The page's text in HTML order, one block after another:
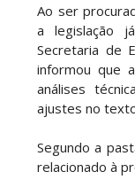
Ao ser
a legislação
Secretaria de
informou que
análises
ajustes no
Segundo a
relacionado à